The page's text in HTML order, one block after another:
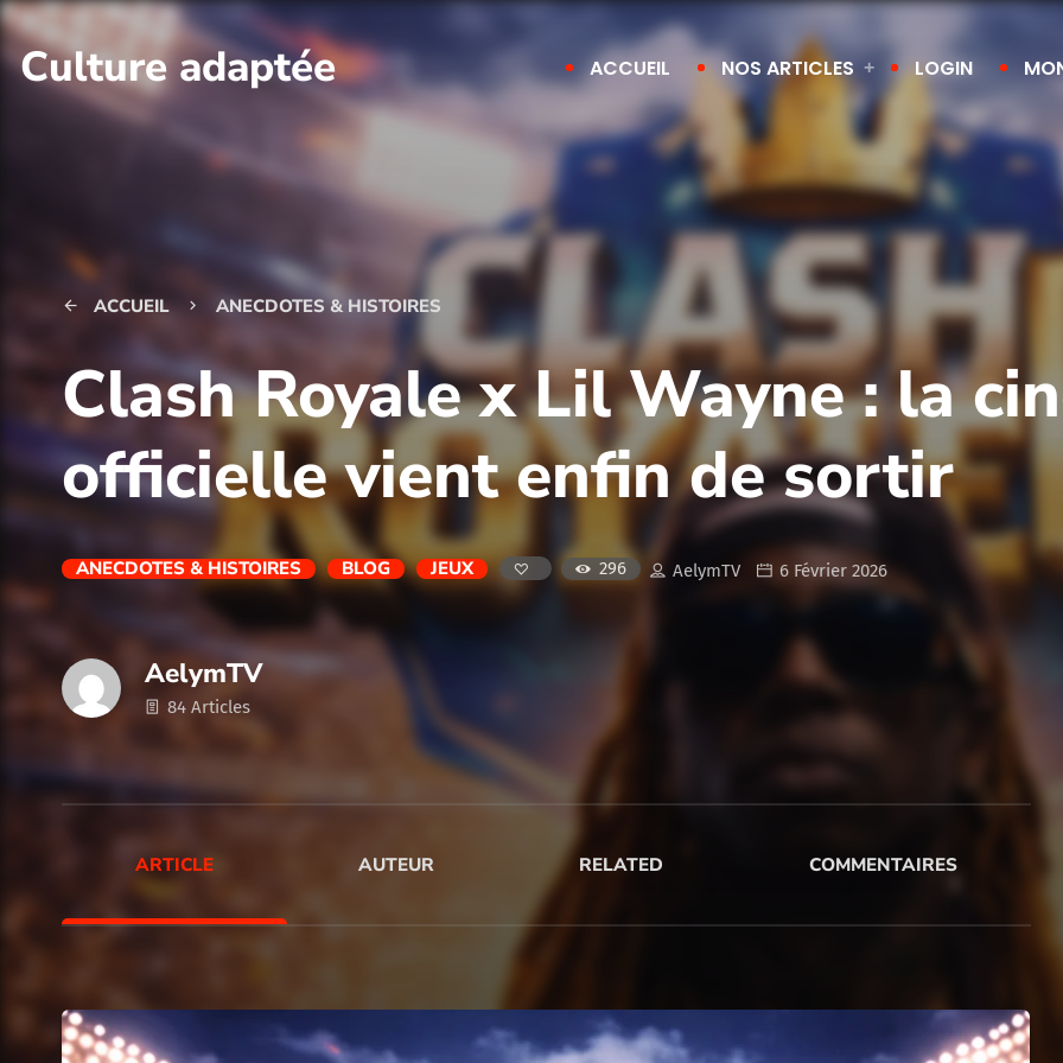
Culture adaptée ACCUEIL NOS ARTICLES LOGIN
arrow_back ACCUEIL keyboard_arrow_right ANECDOTES & HISTOIRES
Clash Royale x Lil Wayne : la
officielle vient enfin de sortir
ANECDOTES & HISTOIRES BLOG JEUX 296 AelymTV 6 Février 2026
AelymTV
84 Articles
ARTICLE AUTEUR RELATED COMMENTAIRES